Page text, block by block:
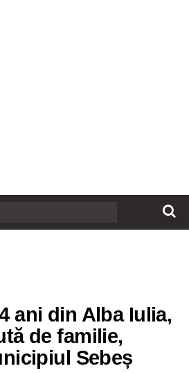
ani din Alba Iulia,
de familie,
Sebeș